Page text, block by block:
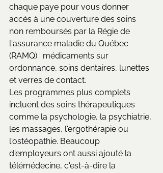
chaque paye pour vous donner
accès à une couverture des soins
non remboursés par la Régie de
l'assurance maladie du Québec
(RAMQ) : médicaments sur
ordonnance, soins dentaires, lunettes
et verres de contact.
Les programmes plus complets
incluent des soins thérapeutiques
comme la psychologie, la psychiatrie,
les massages, l'ergothérapie ou
l'ostéopathie. Beaucoup
d'employeurs ont aussi ajouté la
télémédecine, c'est-à-dire la